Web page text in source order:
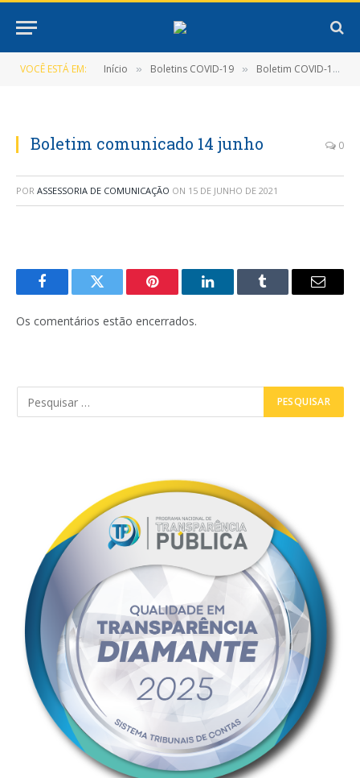
VOCÊ ESTÁ EM: Início » Boletins COVID-19 » Boletim COVID-19 (14/06/2021)
Boletim comunicado 14 junho 0
POR ASSESSORIA DE COMUNICAÇÃO ON 15 DE JUNHO DE 2021
FacebookTwitter Pinterest LinkedInTumblr
E-
Os comentários estão encerrados.